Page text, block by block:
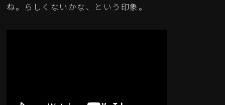
ね。らしくないかな、という印象。